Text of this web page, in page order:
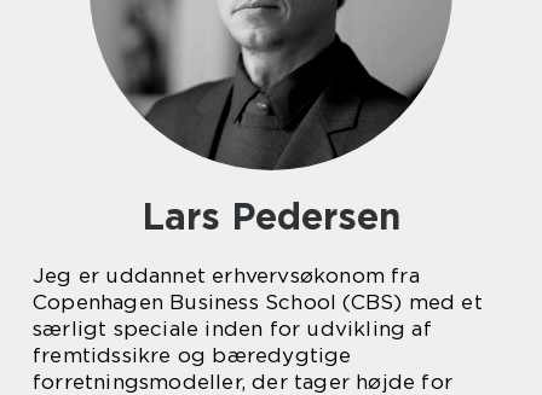
Lars Pedersen
Jeg er uddannet erhvervsøkonom fra
Copenhagen Business School (CBS) med et
særligt speciale inden for udvikling af
fremtidssikre og bæredygtige
forretningsmodeller, der tager højde for